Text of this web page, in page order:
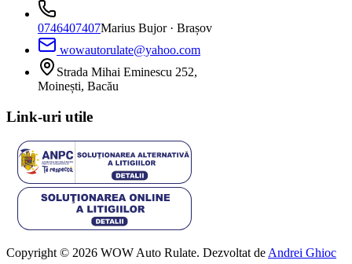
0746407407Marius Bujor · Brașov
wowautorulate@yahoo.com
Strada Mihai Eminescu 252,
Moinești, Bacău
Link-uri utile
Copyright © 2026 WOW Auto Rulate. Dezvoltat de Andrei Ghioc